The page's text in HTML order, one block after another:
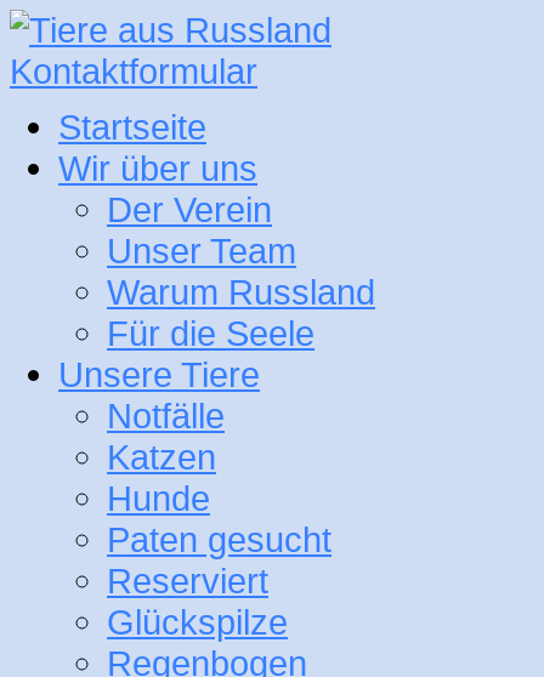
Kontaktformular
Startseite
Wir über uns
Der Verein
Unser Team
Warum Russland
Für die Seele
Unsere Tiere
Notfälle
Katzen
Hunde
Paten gesucht
Reserviert
Glückspilze
Regenbogen